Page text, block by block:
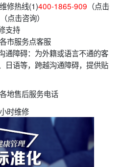
修热线(1)400-1865-909 （点击
（点击咨询）
支持
市服务点客服
通障碍：为外籍或语言不通的客
日语等，跨越沟通障碍，提供贴
地售后服务电话
时维修